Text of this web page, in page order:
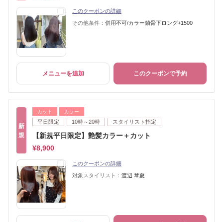
このクーポンの詳細
その他条件： 併用不可/カラー鎖骨下ロング+1500
メニューを追加 このクーポンで予約
新
規
カット カラー
平日限定 10時～20時 スタイリスト指定
【新規平日限定】艶髪カラー＋カット
¥8,900
このクーポンの詳細
対象スタイリスト： 渡辺 琴夏